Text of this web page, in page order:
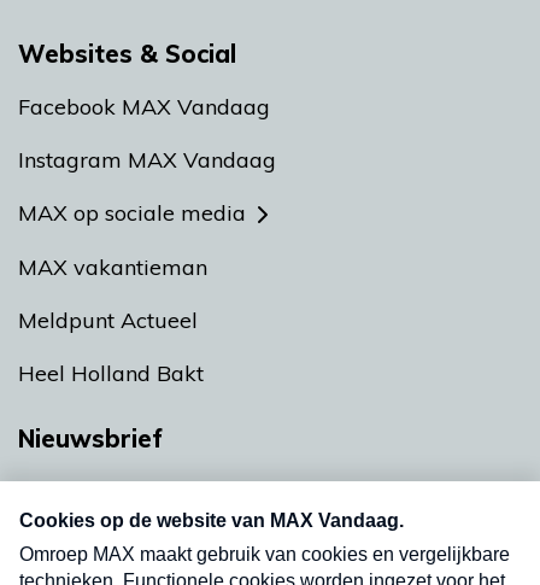
Websites & Social
Facebook MAX Vandaag
Instagram MAX Vandaag
MAX op sociale media
MAX vakantieman
Meldpunt Actueel
Heel Holland Bakt
Nieuwsbrief
nieuwsbrief. Elke vrijdag- en dinsdagochtend in
uw mailbox.